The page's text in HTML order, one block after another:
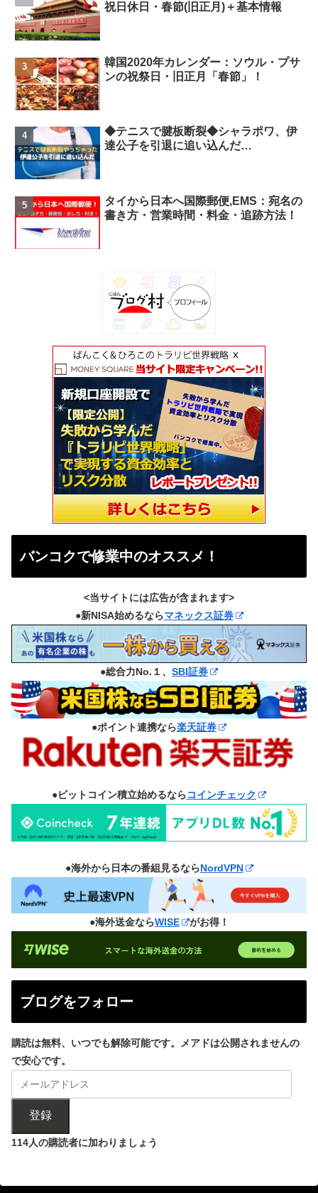
祝日休日・春節(旧正月)＋基本情報
韓国2020年カレンダー：ソウル・プサ
ンの祝祭日・旧正月「春節」！
◆テニスで腱板断裂◆シャラポワ、伊
達公子を引退に追い込んだ…
タイから日本へ国際郵便,EMS：宛名の
書き方・営業時間・料金・追跡方法！
バンコクで修業中のオススメ！
<当サイトには広告が含まれます>
●新NISA始めるならマネックス証券
●総合力No.１、 SBI証券
●ポイント連携なら楽天証券
●ビットコイン積立始めるならコインチェック
●海外から日本の番組見るならNordVPN
●海外送金ならWISE がお得！
ブログをフォロー
購読は無料、いつでも解除可能です。メアドは公開されませんの
で安心です。
登録
114人の購読者に加わりましょう